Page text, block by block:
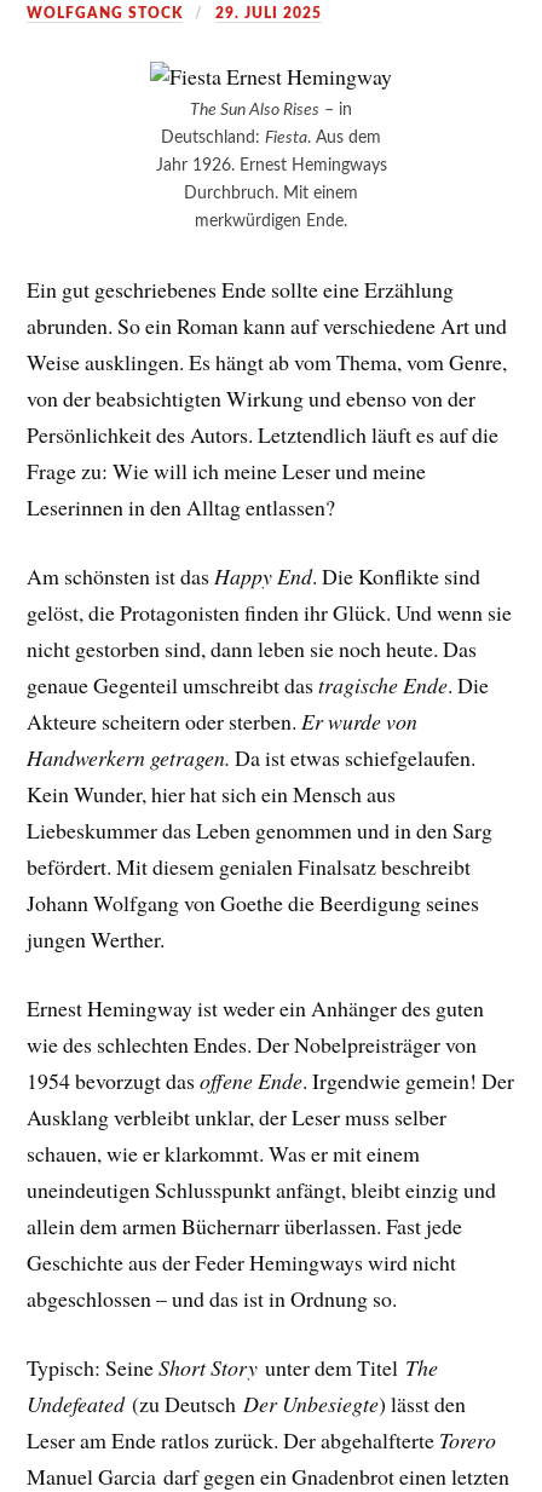
WOLFGANG STOCK 29. JULI 2025
The Sun Also Rises – in
Deutschland: Fiesta. Aus dem
Jahr 1926. Ernest Hemingways
Durchbruch. Mit einem
merkwürdigen Ende.
Ein gut geschriebenes Ende sollte eine Erzählung
abrunden. So ein Roman kann auf verschiedene Art und
Weise ausklingen. Es hängt ab vom Thema, vom Genre,
von der beabsichtigten Wirkung und ebenso von der
Persönlichkeit des Autors. Letztendlich läuft es auf die
Frage zu: Wie will ich meine Leser und meine
Leserinnen in den Alltag entlassen?
Am schönsten ist dasHappy End. Die Konflikte sind
gelöst, die Protagonisten finden ihr Glück. Und wenn sie
nicht gestorben sind, dann leben sie noch heute. Das
genaue Gegenteil umschreibt dastragische Ende. Die
Akteure scheitern oder sterben.Er wurde von
Handwerkern getragen. Da ist etwas schiefgelaufen.
Kein Wunder, hier hat sich ein Mensch aus
Liebeskummer das Leben genommen und in den Sarg
befördert. Mit diesem genialen Finalsatz beschreibt
Johann Wolfgang von Goethe die Beerdigung seines
jungen Werther.
Ernest Hemingway ist weder ein Anhänger des guten
wie des schlechten Endes. Der Nobelpreisträger von
1954 bevorzugt dasoffene Ende. Irgendwie gemein! Der
Ausklang verbleibt unklar, der Leser muss selber
schauen, wie er klarkommt. Was er mit einem
uneindeutigen Schlusspunkt anfängt, bleibt einzig und
allein dem armen Büchernarr überlassen. Fast jede
Geschichte aus der Feder Hemingways wird nicht
abgeschlossen – und das ist in Ordnung so.
Typisch: SeineShort Story unter dem Titel The
Undefeated(zu Deutsch Der Unbesiegte) lässt den
Leser am Ende ratlos zurück. Der abgehalfterte Torero
Manuel Garcia darf gegen ein Gnadenbrot einen letzten